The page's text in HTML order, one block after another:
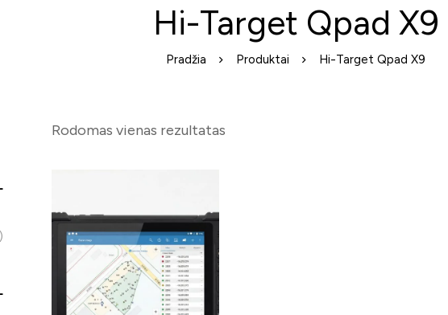
Hi-Target Qpad X9
Pradžia Produktai Hi-Target Qpad X9
Rodomas vienas rezultatas